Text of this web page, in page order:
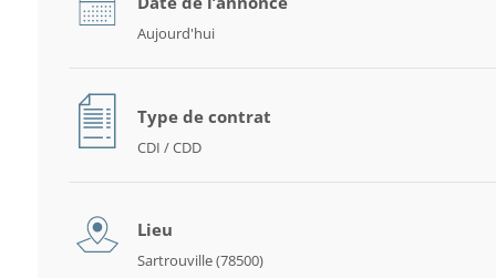
Aujourd'hui
Type de contrat
CDI / CDD
Lieu
Sartrouville (78500)